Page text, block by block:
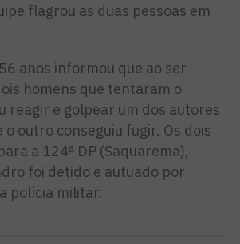
flagrou as duas pessoas em
anos informou que ao ser
homens que tentaram o
reagir e golpear um dos autores
o outro conseguiu fugir. Os dois
a 124ª DP (Saquarema),
foi detido e autuado por
polícia militar.